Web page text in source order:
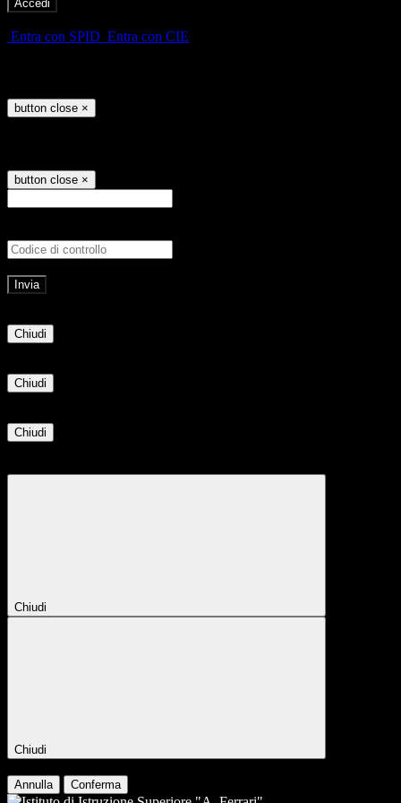
Entra con SPID Entra con CIE
button close ×
button close ×
Chiudi
Chiudi
Chiudi
Chiudi
Chiudi
Annulla Conferma